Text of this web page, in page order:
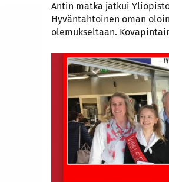
Antin matka jatkui
Hyväntahtoinen oman
olemukseltaan.